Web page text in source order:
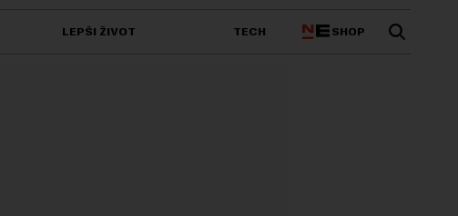
LEPŠI ŽIVOT TECH SHOP